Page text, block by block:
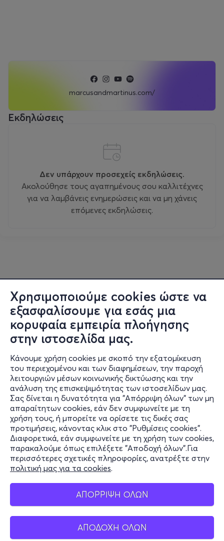
Χρησιμοποιούμε cookies ώστε να
εξασφαλίσουμε για εσάς μια
κορυφαία εμπειρία πλοήγησης
στην ιστοσελίδα μας.
Κάνουμε χρήση cookies με σκοπό την εξατομίκευση
του περιεχομένου και των διαφημίσεων, την παροχή
λειτουργιών μέσων κοινωνικής δικτύωσης και την
ανάλυση της επισκεψιμότητας των ιστοσελίδων μας.
Σας δίνεται η δυνατότητα για "Απόρριψη όλων" των μη
απαραίτητων cookies, εάν δεν συμφωνείτε με τη
χρήση τους, ή μπορείτε να ορίσετε τις δικές σας
προτιμήσεις, κάνοντας κλικ στο "Ρυθμίσεις cookies".
Διαφορετικά, εάν συμφωνείτε με τη χρήση των cookies,
παρακαλούμε όπως επιλέξετε "Αποδοχή όλων".Για
περισσότερες σχετικές πληροφορίες, ανατρέξτε στην
πολιτική μας για τα cookies.
ΑΠΟΡΡΙΨΗ ΟΛΩΝ
ΑΠΟΔΟΧΗ ΟΛΩΝ
marcusandmartinus.com/
Εκδηλώσεις
Δεν υπάρχουν προσεχείς εκδηλώσεις.
Ακολούθησε τους αγαπημένους σου καλλιτέχνες
για να λαμβάνεις ενημερώσεις και να μη χάνεις
επόμενες εκδηλώσεις.
Πληροφορίες
Υποστήριξη
Stay Connected
Mobile app